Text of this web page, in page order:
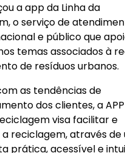
a app da Linha da
o serviço de
e público que
temas associados à
de resíduos urbanos.
as tendências de
dos clientes, a
visa facilitar e
reciclagem, através de
prática, acessível e